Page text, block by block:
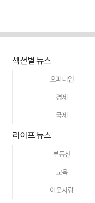
섹션별 뉴스
오피니언
경제
국제
라이프 뉴스
부동산
교육
이웃사랑